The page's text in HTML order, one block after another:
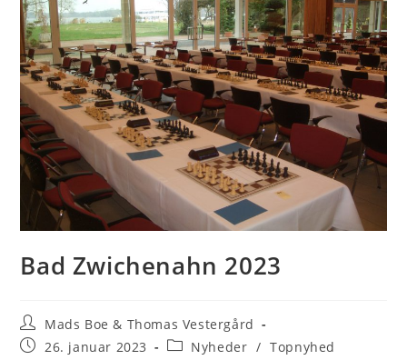
Bad Zwichenahn 2023
Post
author:
Mads Boe & Thomas Vestergård
Post26. januar 2023
PostNyheder / Topnyhed